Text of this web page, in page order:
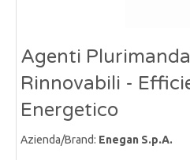
Agenti
Rinnovabili -
Energetico
Azienda/Brand: Enegan S.p.A.